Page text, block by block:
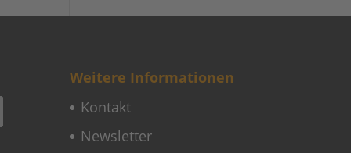
Weitere Informationen
Kontakt
Newsletter